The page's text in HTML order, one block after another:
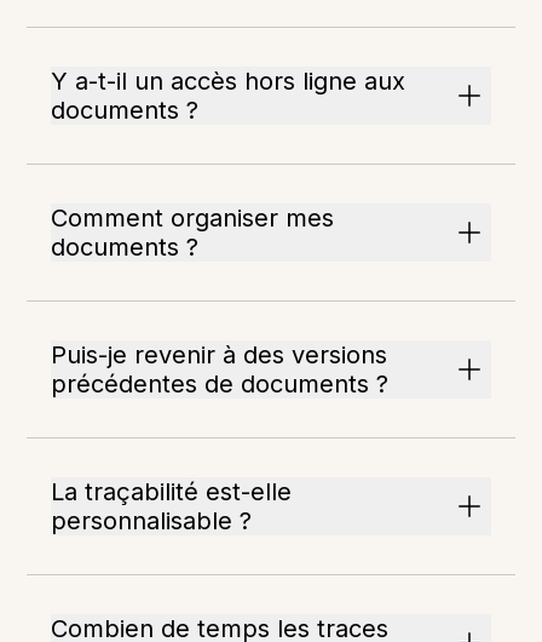
Y a-t-il un accès hors ligne aux
documents ?
Comment organiser mes
documents ?
Puis-je revenir à des versions
précédentes de documents ?
La traçabilité est-elle
personnalisable ?
Combien de temps les traces